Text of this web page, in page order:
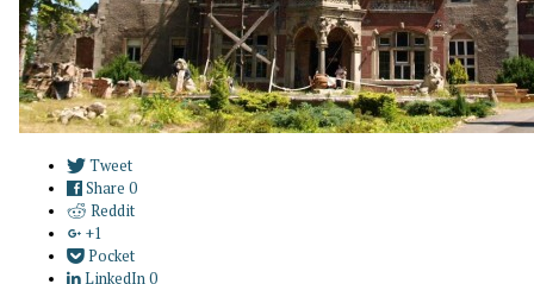
Tweet
Share 0
Reddit
+1
Pocket
LinkedIn0